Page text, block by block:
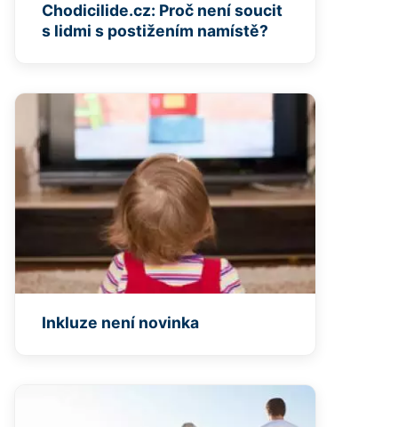
Chodicilide.cz: Proč není soucit
s lidmi s postižením namístě?
Inkluze není novinka